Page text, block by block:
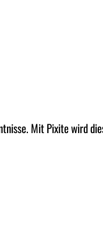
Mit Pixite wird